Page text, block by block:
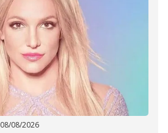
08/08/2026